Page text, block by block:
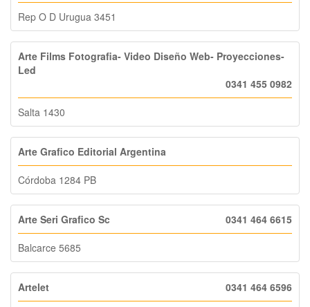
Rep O D Urugua 3451
Arte Films Fotografia- Video Diseño Web- Proyecciones-
Led
0341 455 0982
Salta 1430
Arte Grafico Editorial Argentina
Córdoba 1284 PB
Arte Seri Grafico Sc 0341 464 6615
Balcarce 5685
Artelet 0341 464 6596